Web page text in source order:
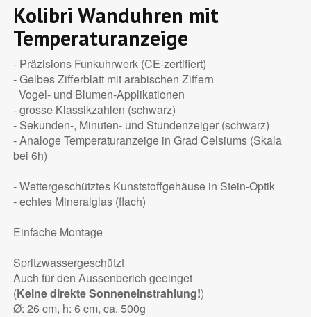
Kolibri Wanduhren mit
Temperaturanzeige
- Präzisions Funkuhrwerk (CE-zertifiert)
- Gelbes Zifferblatt mit arabischen Ziffern
Vogel- und Blumen-Applikationen
- grosse Klassikzahlen (schwarz)
- Sekunden-, Minuten- und Stundenzeiger (schwarz)
- Analoge Temperaturanzeige in Grad Celsiums (Skala
bei 6h)
- Wettergeschütztes Kunststoffgehäuse in Stein-Optik
- echtes Mineralglas (flach)
Einfache Montage
Spritzwassergeschützt
Auch für den Aussenberich geeinget
(Keine direkte Sonneneinstrahlung!)
Ø: 26 cm, h: 6 cm, ca. 500g